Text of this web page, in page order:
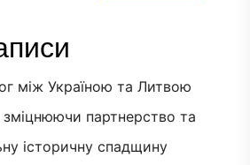
між Україною та Литвою
партнерство та
історичну спадщину